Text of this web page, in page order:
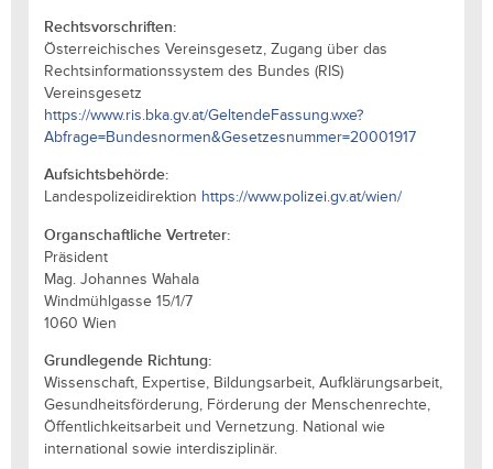
Rechtsvorschriften:
Österreichisches Vereinsgesetz, Zugang über das
Rechtsinformationssystem des Bundes (RIS)
Vereinsgesetz
https://www.ris.bka.gv.at/GeltendeFassung.wxe?
Abfrage=Bundesnormen&Gesetzesnummer=20001917
Aufsichtsbehörde:
Landespolizeidirektion https://www.polizei.gv.at/wien/
Organschaftliche Vertreter:
Präsident
Mag. Johannes Wahala
Windmühlgasse 15/1/7
1060 Wien
Grundlegende Richtung:
Wissenschaft, Expertise, Bildungsarbeit, Aufklärungsarbeit,
Gesundheitsförderung, Förderung der Menschenrechte,
Öffentlichkeitsarbeit und Vernetzung. National wie
international sowie interdisziplinär.